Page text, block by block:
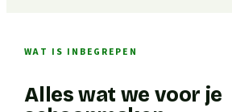
WAT IS INBEGREPEN
Alles wat we voor je